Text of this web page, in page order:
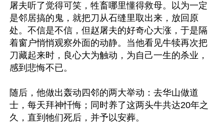
屠夫听了觉得可笑，牲畜哪里懂得救母。以为一定
是邻居搞的鬼，就把刀从石缝里取出来，放回原
处。不信是不信，但赵屠夫的好奇心大涨，于是隔
着窗户悄悄观察外面的动静。当他看见牛犊再次把
刀藏起来时，良心大为触动，为自己一生的杀业，
感到悲悔不已。
随后，他做出轰动四邻的两大举动：去华山做道
士，每天拜神忏悔；同时养了这两头牛共达20年之
久，直到牠们死后，并予以安葬。